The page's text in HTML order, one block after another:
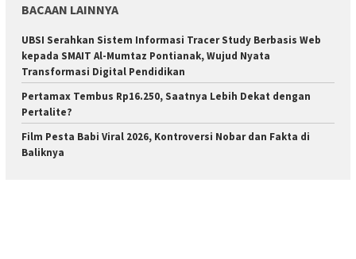
BACAAN LAINNYA
UBSI Serahkan Sistem Informasi Tracer Study Berbasis Web
kepada SMAIT Al-Mumtaz Pontianak, Wujud Nyata
Transformasi Digital Pendidikan
Pertamax Tembus Rp16.250, Saatnya Lebih Dekat dengan
Pertalite?
Film Pesta Babi Viral 2026, Kontroversi Nobar dan Fakta di
Baliknya